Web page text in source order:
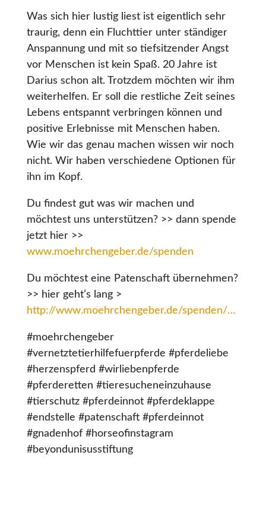
Was sich hier lustig liest ist eigentlich sehr
traurig, denn ein Fluchttier unter ständiger
Anspannung und mit so tiefsitzender Angst
vor Menschen ist kein Spaß. 20 Jahre ist
Darius schon alt. Trotzdem möchten wir ihm
weiterhelfen. Er soll die restliche Zeit seines
Lebens entspannt verbringen können und
positive Erlebnisse mit Menschen haben.
Wie wir das genau machen wissen wir noch
nicht. Wir haben verschiedene Optionen für
ihn im Kopf.
Du findest gut was wir machen und
möchtest uns unterstützen? >> dann spende
jetzt hier >>
www.moehrchengeber.de/spenden
Du möchtest eine Patenschaft übernehmen?
>> hier geht’s lang >
http://www.moehrchengeber.de/spenden/…
#moehrchengeber
#vernetztetierhilfefuerpferde #pferdeliebe
#herzenspferd #wirliebenpferde
#pferderetten #tieresucheneinzuhause
#tierschutz #pferdeinnot #pferdeklappe
#endstelle #patenschaft #pferdeinnot
#gnadenhof #horseofinstagram
#beyondunisusstiftung